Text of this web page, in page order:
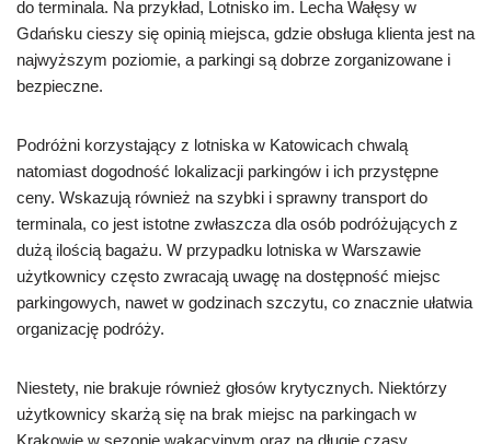
do terminala. Na przykład, Lotnisko im. Lecha Wałęsy w
Gdańsku cieszy się opinią miejsca, gdzie obsługa klienta jest na
najwyższym poziomie, a parkingi są dobrze zorganizowane i
bezpieczne.
Podróżni korzystający z lotniska w Katowicach chwalą
natomiast dogodność lokalizacji parkingów i ich przystępne
ceny. Wskazują również na szybki i sprawny transport do
terminala, co jest istotne zwłaszcza dla osób podróżujących z
dużą ilością bagażu. W przypadku lotniska w Warszawie
użytkownicy często zwracają uwagę na dostępność miejsc
parkingowych, nawet w godzinach szczytu, co znacznie ułatwia
organizację podróży.
Niestety, nie brakuje również głosów krytycznych. Niektórzy
użytkownicy skarżą się na brak miejsc na parkingach w
Krakowie w sezonie wakacyjnym oraz na długie czasy